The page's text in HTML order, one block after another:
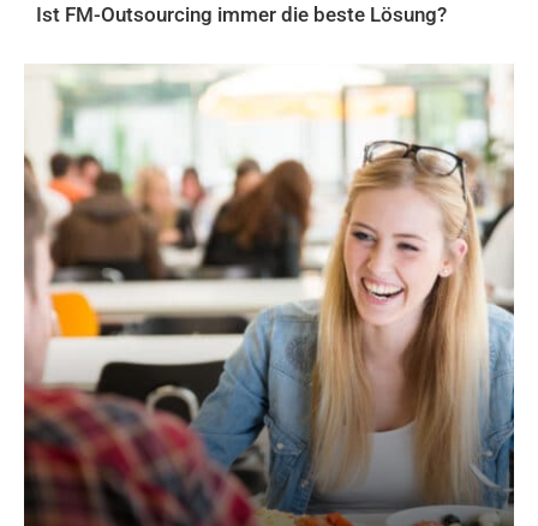
Ist FM-Outsourcing immer die beste Lösung?